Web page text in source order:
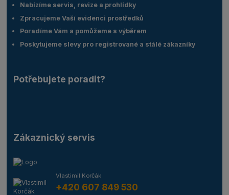
Nabízíme servis, revize a prohlídky
Zpracujeme Vaší evidenci prostředků
Poradíme Vám a pomůžeme s výběrem
Poskytujeme slevy pro registrované a stálé zákazníky
Potřebujete poradit?
Zákaznický servis
Vlastimil Korčák
+420 607 849 530